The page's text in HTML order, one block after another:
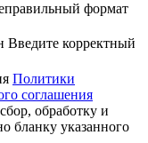
формат
Введите корректный
Политики
соглашения
обработку и
бланку указанного